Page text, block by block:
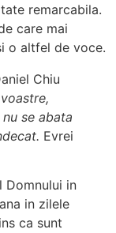
remarcabila.
care mai
o altfel de voce.
Chiu
se abata
Evrei
in
in zilele
ca sunt